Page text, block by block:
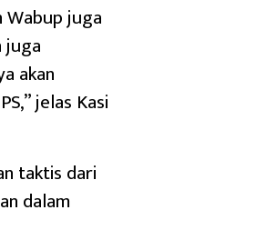
Wabup juga
juga
akan
jelas Kasi
taktis dari
dalam